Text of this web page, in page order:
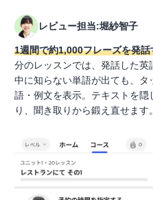
レビュー担当:堀紗智子
1週間で約1,000フレーズを発
分のレッスンでは、発話した
中に知らない単語が出ても、
語・例文を表示。テキストを
り、聞き取りから鍛え直せます。